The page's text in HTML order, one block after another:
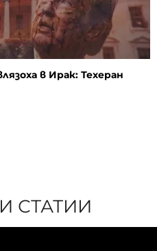
в Ирак: Техеран
СТАТИИ